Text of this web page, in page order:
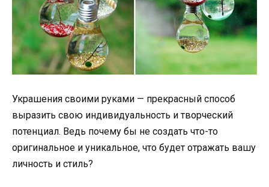
Украшения своими руками — прекрасный способ
выразить свою индивидуальность и творческий
потенциал. Ведь почему бы не создать что-то
оригинальное и уникальное, что будет отражать вашу
личность и стиль?